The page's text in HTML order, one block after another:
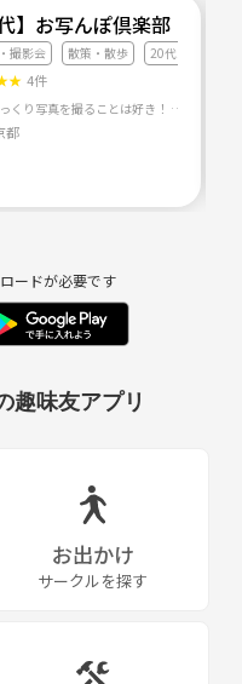
り、グルメイベント、工場見
、ラーメン屋さん巡り、レン
項目の記載をお願いいたしま
り・ナンパ禁止です。
でご安心ください
することがあります
ニケーションを心掛けられる
代】お写んぽ倶楽部
撮影会 散策・散歩 20代友達づくり
★ 4件
都
ードが必要です
趣味友アプリ
お出かけ
サークルを探す